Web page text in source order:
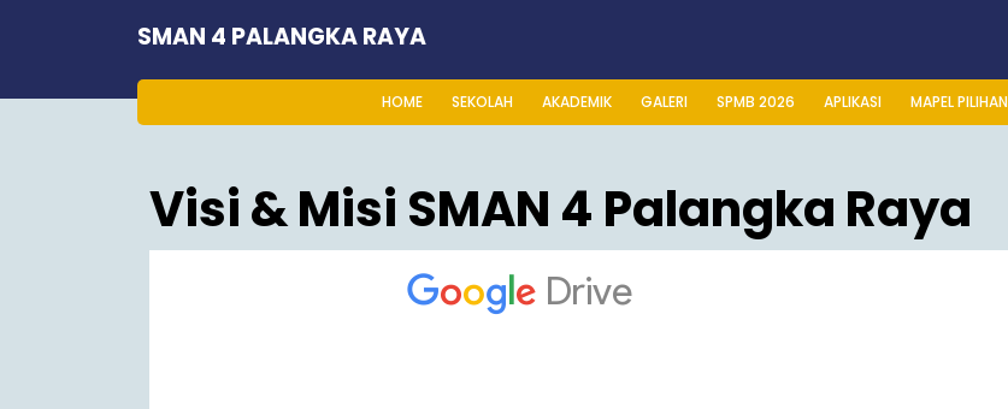
SMAN 4 PALANGKA RAYA
HOME SEKOLAH AKADEMIK GALERI SPMB 2026 APLIKASI MAPEL PILIHAN
Visi & Misi SMAN 4 Palangka Raya